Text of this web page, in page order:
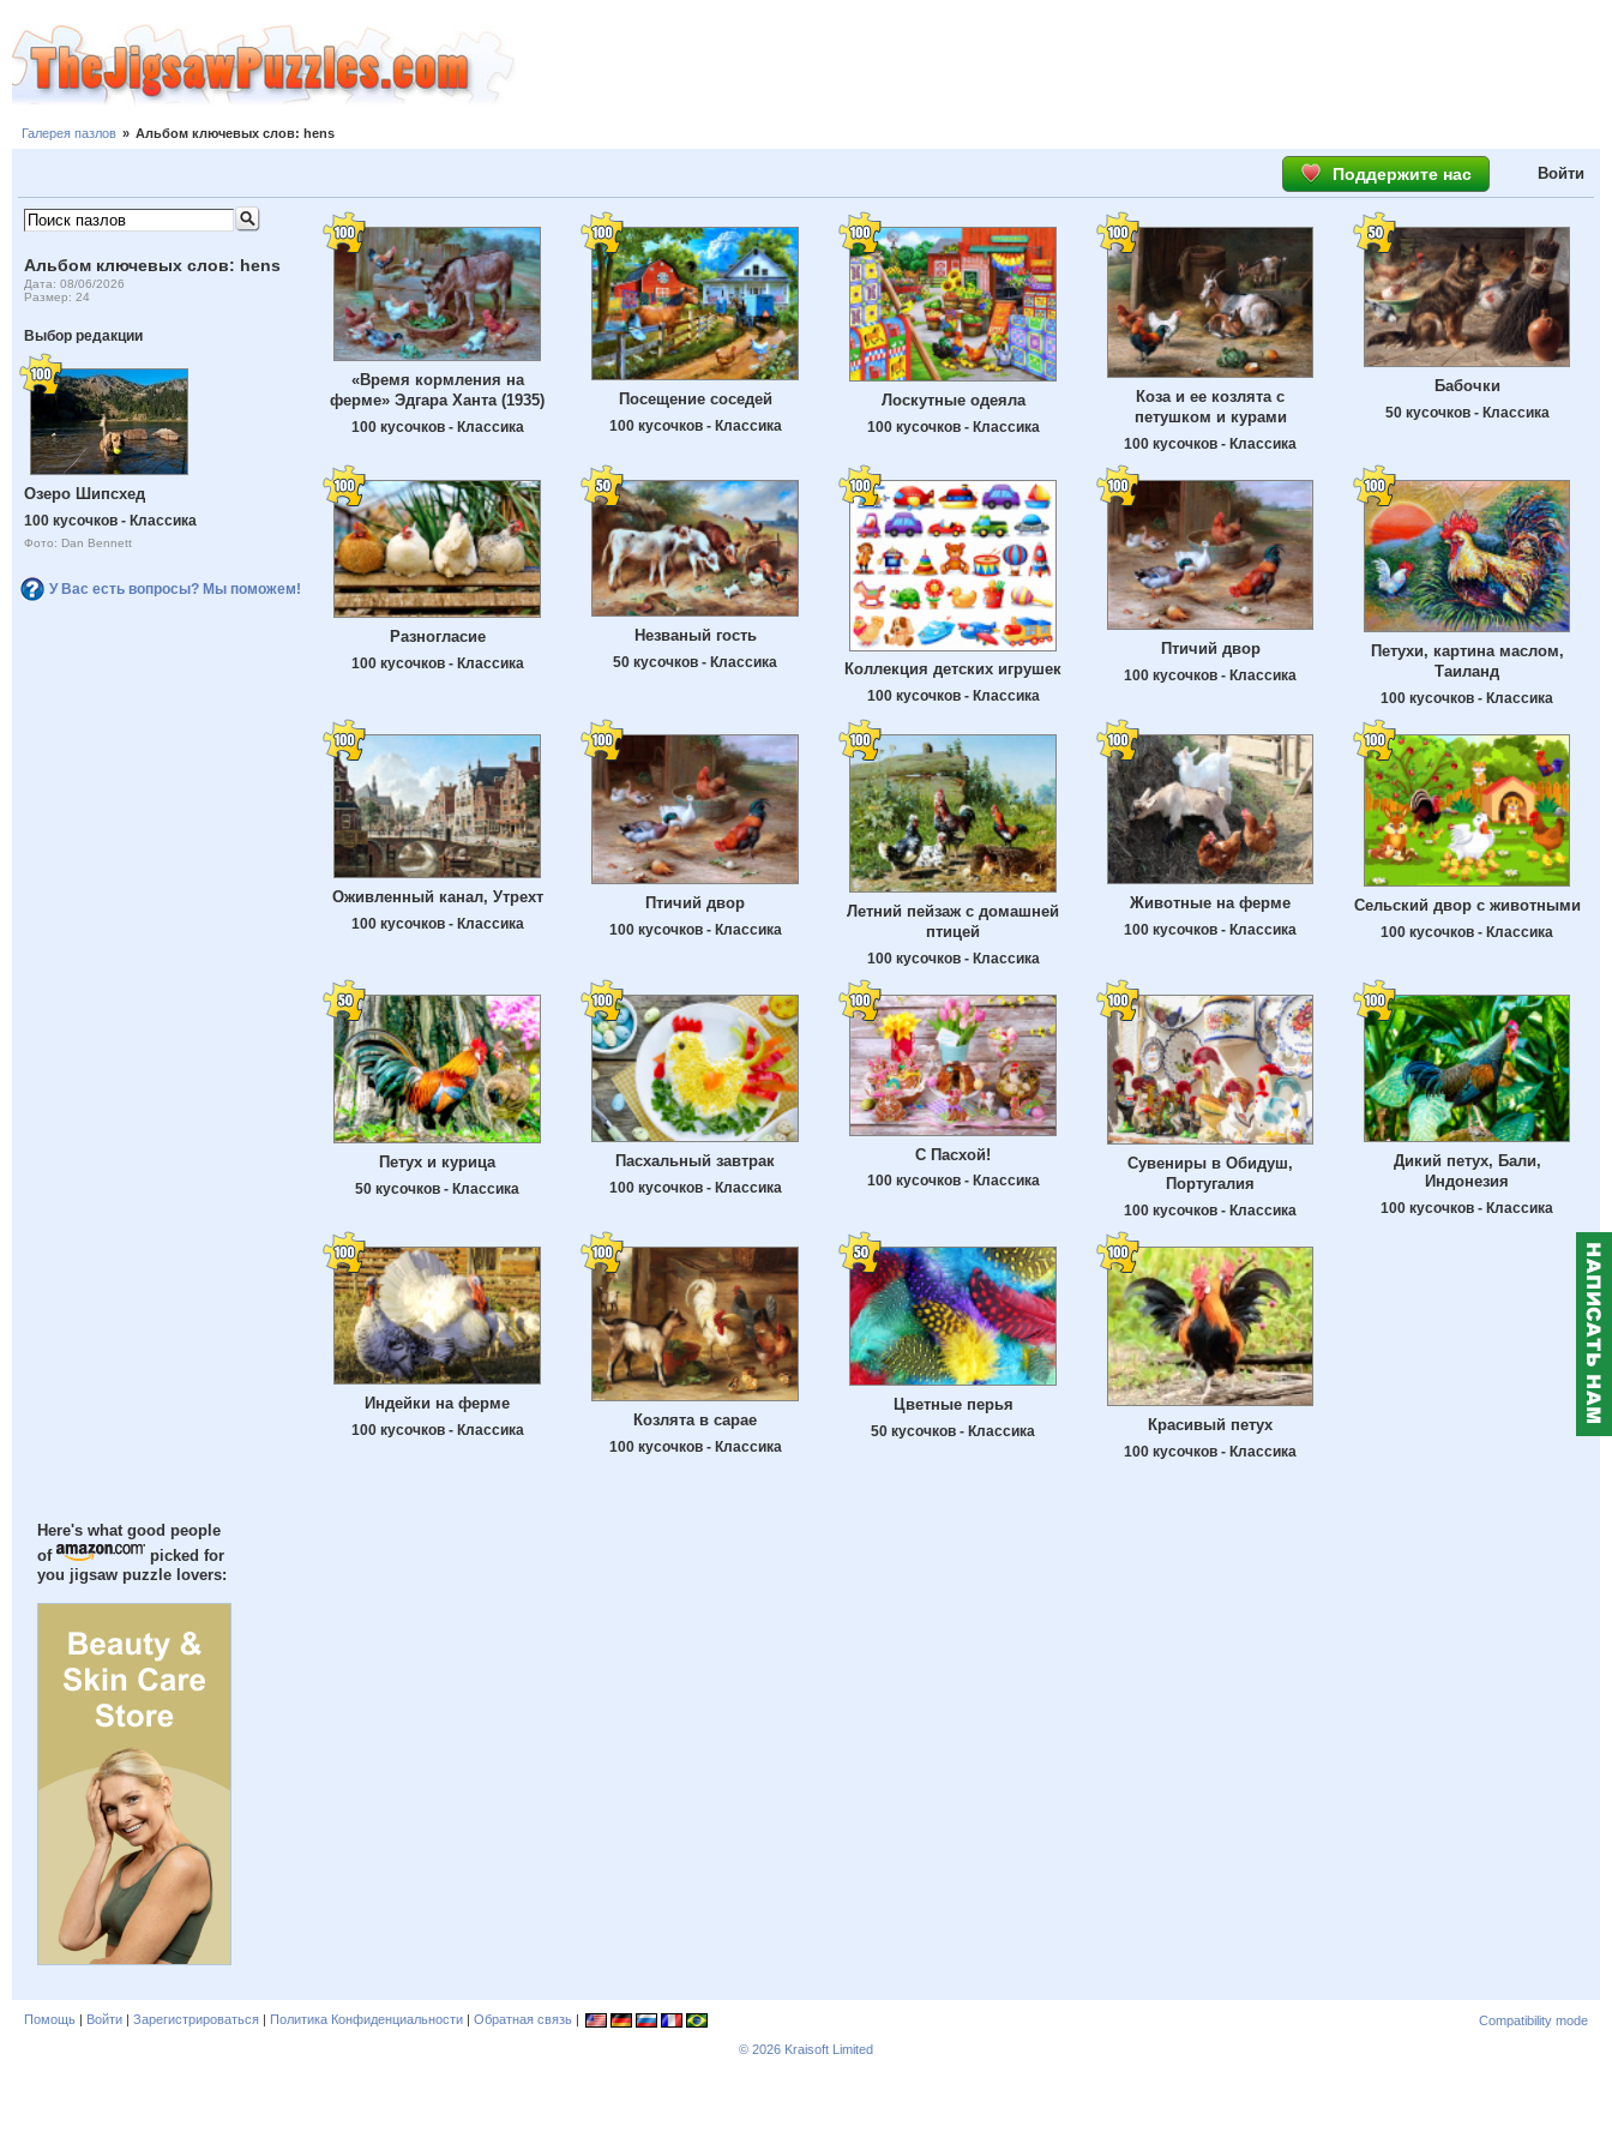
Галерея пазлов » Альбом ключевых слов: hens
Поддержите нас Войти
Альбом ключевых слов: hens
Дата: 08/06/2026
Размер: 24
Выбор редакции
Озеро Шипсхед
100 кусочков - Классика
Фото: Dan Bennett
У Вас есть вопросы? Мы поможем!
Here's what good people
of
picked for
you jigsaw puzzle lovers:
«Время кормления на
ферме» Эдгара Ханта (1935)
100 кусочков - Классика
Посещение соседей
100 кусочков - Классика
Лоскутные одеяла
100 кусочков - Классика
Коза и ее козлята с
петушком и курами
100 кусочков - Классика
Бабочки
50 кусочков - Классика
Разногласие
100 кусочков - Классика
Незваный гость
50 кусочков - Классика Коллекция детских игрушек
100 кусочков - Классика
Птичий двор
100 кусочков - Классика
Петухи, картина маслом,
Таиланд
100 кусочков - Классика
Оживленный канал, Утрехт
100 кусочков - Классика
Птичий двор
100 кусочков - Классика
Летний пейзаж с домашней
птицей
100 кусочков - Классика
Животные на ферме
100 кусочков - Классика
Сельский двор с животными
100 кусочков - Классика
Петух и курица
50 кусочков - Классика
Пасхальный завтрак
100 кусочков - Классика
С Пасхой!
100 кусочков - Классика
Сувениры в Обидуш,
Португалия
100 кусочков - Классика
Дикий петух, Бали,
Индонезия
100 кусочков - Классика
Индейки на ферме
100 кусочков - Классика
Козлята в сарае
100 кусочков - Классика
Цветные перья
50 кусочков - Классика Красивый петух
100 кусочков - Классика
Помощь | Войти | Зарегистрироваться | Политика Конфиденциальности | Обратная связь |
Compatibility mode
© 2026 Kraisoft Limited